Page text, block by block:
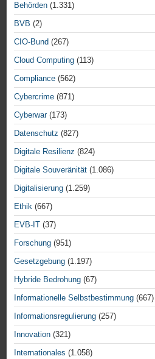
Behörden (1.331)
BVB (2)
CIO-Bund (267)
Cloud Computing (113)
Compliance (562)
Cybercrime (871)
Cyberwar(173)
Datenschutz (827)
Digitale Resilienz (824)
Digitale Souveränität (1.086)
Digitalisierung (1.259)
Ethik (667)
EVB-IT (37)
Forschung (951)
Gesetzgebung (1.197)
Hybride Bedrohung (67)
Informationelle Selbstbestimmung (667)
Informationsregulierung (257)
Innovation (321)
Internationales (1.058)